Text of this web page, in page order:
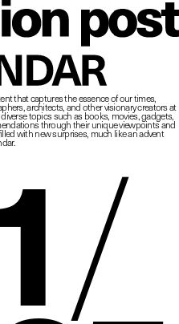
that captures the essence of our times,
architects, and other visionary creators at
topics such as books, movies, gadgets,
through their unique viewpoints and
with new surprises, much like an advent
/